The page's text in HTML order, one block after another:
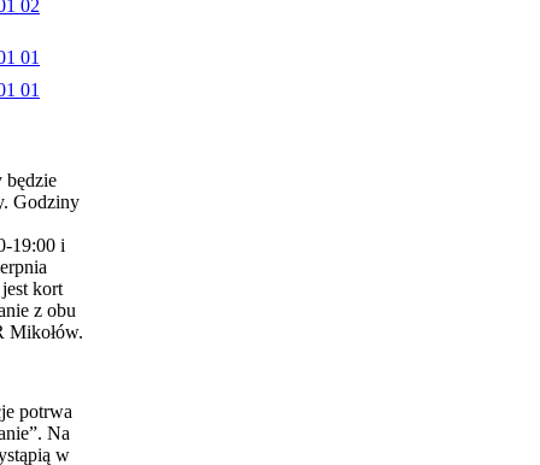
będzie
Godziny
19:00 i
kort
z obu
Mikołów.
potrwa
Na
w